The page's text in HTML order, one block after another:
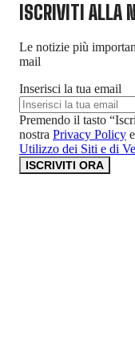
ISCRIVITI ALLA
Le notizie più
mail
Inserisci la tua email
Premendo il tasto
nostra Privacy Policy
Utilizzo dei Siti e di
ISCRIVITI ORA